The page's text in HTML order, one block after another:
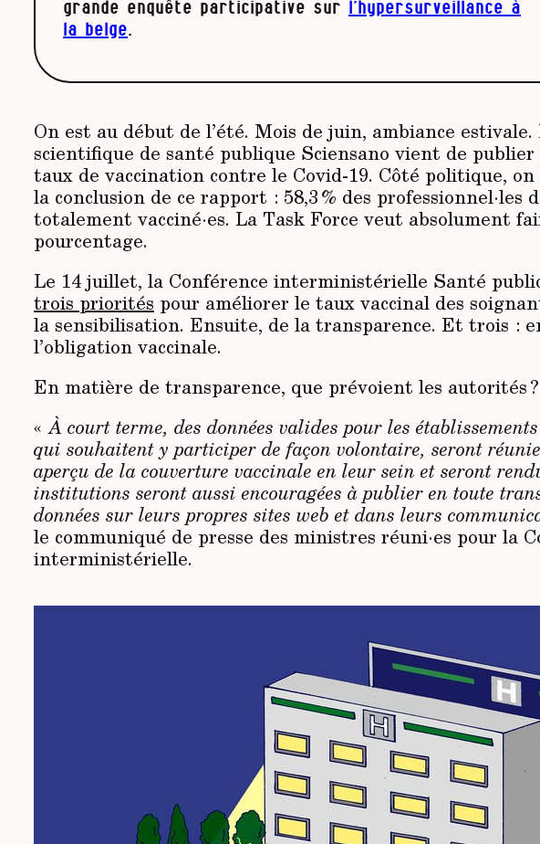
grande enquête participative sur
l’hypersurveillance à
la belge.
On est au début de l’été. Mois de juin, ambiance
scientifique de santé publique Sciensano vient de publier
taux de vaccination contre le Covid-19. Côté politique,
la conclusion de ce rapport : 58,3 % des professionnel·les
totalement vacciné·es. La Task Force veut absolument
pourcentage.
Le 14 juillet, la Conférence interministérielle Santé
trois priorités pour améliorer le taux vaccinal des
la sensibilisation. Ensuite, de la transparence. Et trois :
l’obligation vaccinale.
En matière de transparence, que prévoient les autorités ?
«À court terme, des données valides pour les
qui souhaitent y participer de façon volontaire, seront
aperçu de la couverture vaccinale en leur sein et seront
institutions seront aussi encouragées à publier en toute
données sur leurs propres sites web et dans leurs
le communiqué de presse des ministres réuni·es pour la
interministérielle.